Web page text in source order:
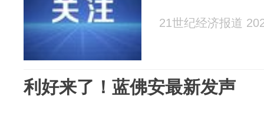
21世纪经济报道
利好来了！蓝佛安最新发声